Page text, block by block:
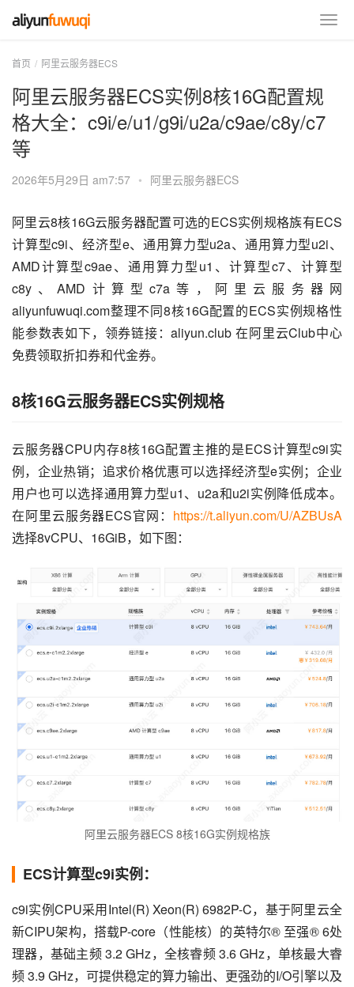
首页 阿里云服务器ECS
阿里云服务器ECS实例8核16G配置规
格大全：c9i/e/u1/g9i/u2a/c9ae/c8y/c7
等
2026年5月29日 am7:57 • 阿里云服务器ECS
阿里云8核16G云服务器配置可选的ECS实例规格族有ECS
计算型c9i、经济型e、通用算力型u2a、通用算力型u2i、
AMD计算型c9ae、通用算力型u1、计算型c7、计算型
c8y、AMD计算型c7a等，阿里云服务器网
aliyunfuwuqi.com整理不同8核16G配置的ECS实例规格性
能参数表如下，领券链接：aliyun.club 在阿里云Club中心
免费领取折扣券和代金券。
8核16G云服务器ECS实例规格
云服务器CPU内存8核16G配置主推的是ECS计算型c9i实
例，企业热销；追求价格优惠可以选择经济型e实例；企业
用户也可以选择通用算力型u1、u2a和u2i实例降低成本。
在阿里云服务器ECS官网： https://t.aliyun.com/U/AZBUsA
选择8vCPU、16GiB，如下图：
阿里云服务器ECS 8核16G实例规格族
ECS计算型c9i实例：
c9i实例CPU采用Intel(R) Xeon(R) 6982P-C，基于阿里云全
新CIPU架构，搭载P-core（性能核）的英特尔® 至强® 6处
理器，基础主频 3.2 GHz，全核睿频 3.6 GHz，单核最大睿
频 3.9 GHz，可提供稳定的算力输出、更强劲的I/O引擎以及